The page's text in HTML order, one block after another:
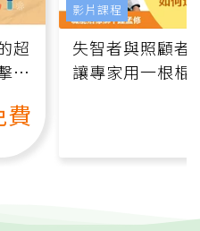
超
有
費
失智者與照顧者
讓專家用一根棍
影片課程